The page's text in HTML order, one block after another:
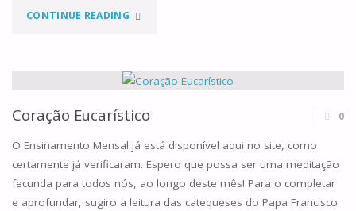
CONTINUE READING"O
DE
FÁTIMA"
Coração Eucarístico 0
O Ensinamento Mensal já está disponível aqui no site, como
certamente já verificaram. Espero que possa ser uma meditação
fecunda para todos nós, ao longo deste mês! Para o completar
e aprofundar, sugiro a leitura das catequeses do Papa Francisco